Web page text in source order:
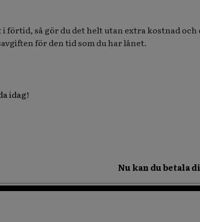
förtid, så gör du det helt utan extra kostnad och
för den tid som du har lånet.
idag!
Nu kan du betala